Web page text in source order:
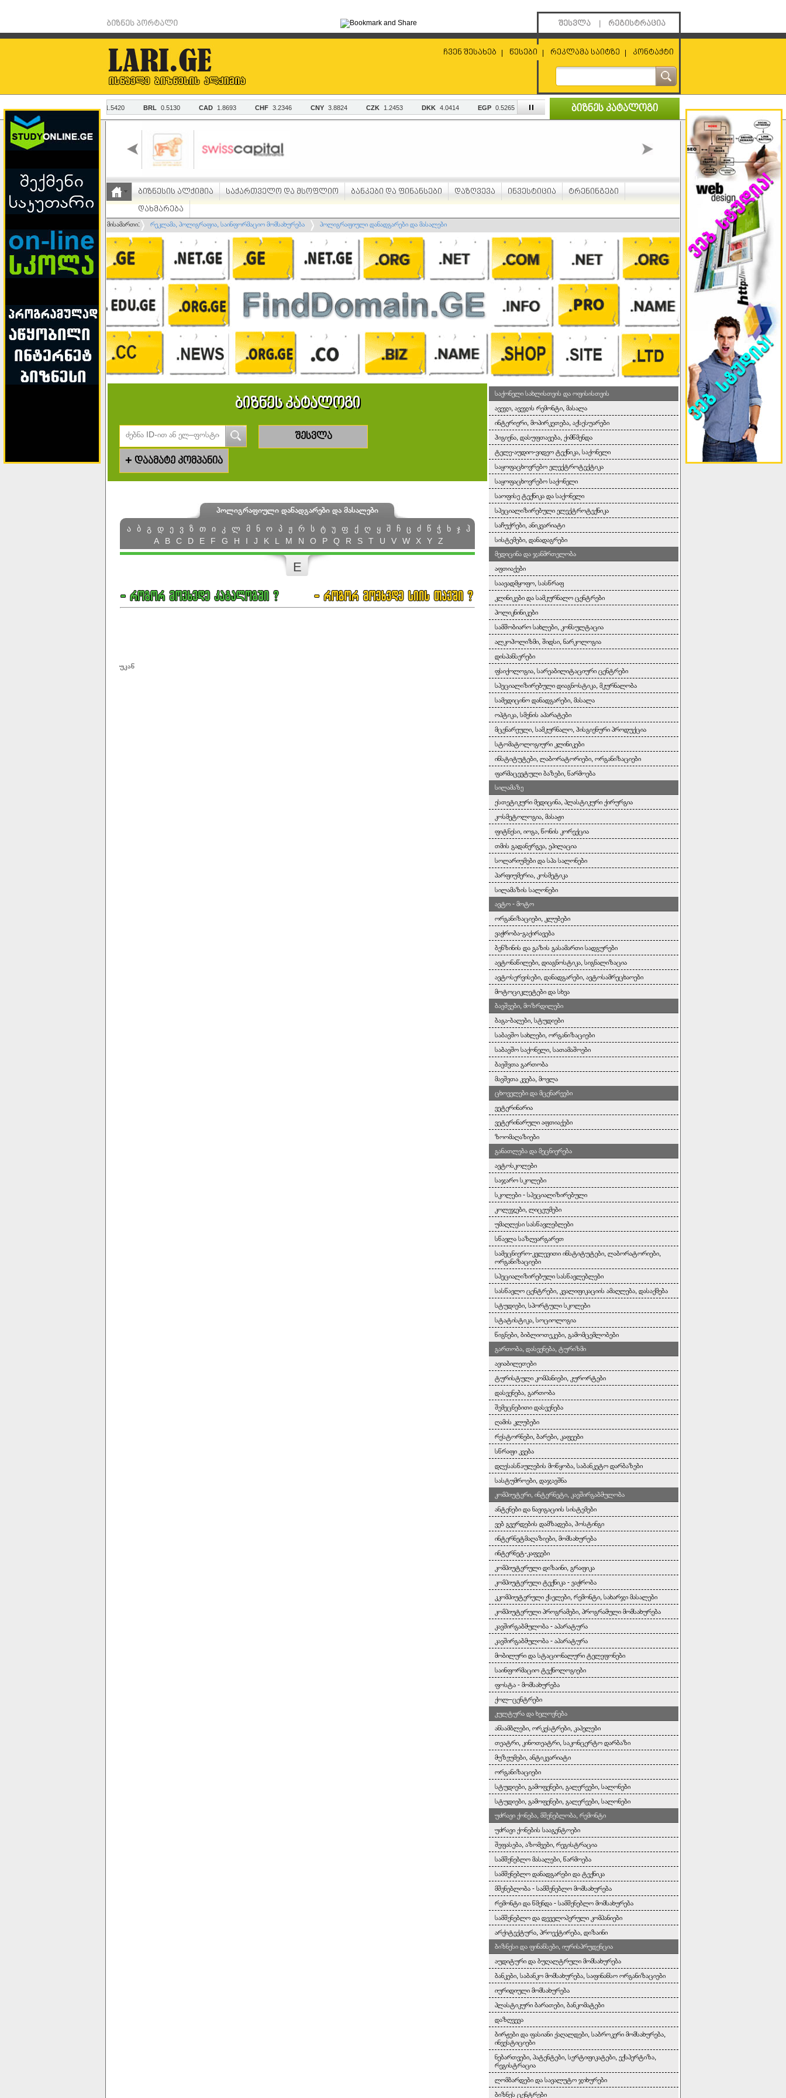
ბიზნეს პორტალი შესვლა რეგისტრაცია
ჩვენ შესახებ წესები რეკლამა საიტზე კონტაქტი
ბიზნეს კატალოგი
ბიზნესის ალქიმია საქართველო და მსოფლიო ბანკები და ფინანსები დაზღვევა ინვესტიცია
ტრენინგები
დახმარება
მისამართი: რეკლამა, პოლიგრაფია, საინფორმაციო მომსახურება პოლიგრაფიული დანადგარები და მასალები
ბიზნეს კატალოგი
შესვლა
+ დაამატე კომპანია
პოლიგრაფიული დანადგარები და მასალები
ა
ბ გ დ ე ვ ზ თ ი კ ლ მ ნ ო პ ჟ რ ს ტ უ ფ ქ ღ ყ შ ჩ ც ძ წ ჭ ხ ჯ
ჰ
A
B C D E F G H I J K L M N O P Q R S T U V W X Y Z
E
უკან
საქონელი სახლისთვის და ოფისისთვის
ავეჯი, ავეჯის რემონტი, მასალა
ინტერიერი, მოპირკეთება, აქსესუარები
ჰიგიენა, დასუფთავება, ქიმწმენდა
ტელე-აუდიო-ვიდეო ტექნიკა, საქონელი
საყოფაცხოვრებო ელექტროტექტიკა
საყოფაცხოვრებო საქონელი
საოფისე ტექნიკა და საქონელი
სპეციალიზირებული ელექტროტექნიკა
საჩუქრები, ანიკვარიატი
სისტემები, დანადაგრები
მედიცინა და ჯანმრთელობა
აფთიაქები
საავადმყოფო, სასწრაფ
კლინიკები და სამკურნალო ცენტრები
პოლიკნინიკები
სამშობიარო სახლები, კონსულტაცია
ალკოჰოლიზმი, შიდსი, ნარკოლოგია
დისპანსერები
ფსიქოლოგია, სარეაბილიტაციური ცენტრები
სპეციალიზირებული დიაგნოსტიკა, მკურნალობა
სამედიცინო დანადგარები, მასალა
ოპტიკა, სმენის აპარატები
მცენარეული, სამკურნალო, ჰისგიენური პროდუქცია
სტომატოლოგიური კლინიკები
ინსტიტუტები, ლაბორატორიები, ორგანიზაციები
ფარმაცევტული ბაზები, წარმოება
სილამაზე
ესთეტიკური მედიცინა, პლასტიკური ქირურგია
კოსმეტოლოგია, მასაჟი
ფიტნესი, იოგა, წონის კორექცია
თმის გადანერგვა, ეპილაცია
სოლარიუმები და სპა სალონები
პარფიუმერია, კოსმეტიკა
სილამაზის სალონები
ავტო - მოტო
ორგანიზაციები, კლუბები
ვაჭრობა-გაქირავება
ბენზინის და გაზის გასამართი სადგურები
ავტონაწილები, დიაგნოსტიკა, სიგნალიზაცია
ავტოსერვისები, დანადგარები, ავტოსამრეცხაოები
მოტოციკლეტები და სხვა
ბავშვები, მოზრდილები
ბაგა-ბაღები, სტუდიები
საბავშო სახლები, ორგანიზაციები
საბავშო საქონელი, სათამაშოები
ბავშვთა გართობა
მავშვთა კვება, მოვლა
ცხოველები და მცენარეები
ვეტერინარია
ვეტერინარული აფთიაქები
ზოომაღაზიები
განათლება და მეცნიერება
ავტოსკოლები
საჯარო სკოლები
სკოლები - სპეციალიზირებული
კოლეჯები, ლიცეუმები
უმაღლესი სასწავლებლები
სწავლა საზღვარგარეთ
სამეცნიერო-კვლევითი ინსტიტუტები, ლაბორატორიები,
ორგანიზაციები
სპეციალიზირებული სასწავლებლები
სასწავლო ცენტრები, კვალიფიკაციის ამაღლება, დასაქმება
სტუდიები, სპორტული სკოლები
სტატისტიკა, სოციოლოგია
წიგნები, ბიბლიოთეკები, გამომცემლობები
გართობა, დასვენება, ტურიზმი
ავიაბილეთები
ტურისტული კომპანიები, კურორტები
დასვენება, გართობა
შემეცნებითი დასვენება
ღამის კლუბები
რესტორნები, ბარები, კაფეები
სწრაფი კვება
დღესასწაულების მოწყობა, საბანკეტო დარბაზები
სასტუმროები, დაჯავშნა
კომპიუტერი, ინტერნეტი, კავშირგაბმულობა
ანტენები და ნავიგაციის სისტემები
ვებ გვერდების დამზადება, ჰოსტინგი
ინტერნეტმაღაზიები, მომსახურება
ინტერნეტ-კაფეები
კომპიუტერული დიზაინი, გრაფიკა
კომპიუტერული ტექნიკა - ვაჭრობა
კკომპიუტერული ქსელები, რემონტი, სახარჯი მასალები
კომპიუტერული პროგრამები, პროგრამული მომსახურება
კავშირგაბმულობა - აპარატურა
კავშირგაბმულობა - აპარატურა
მობილური და სტაციონალური ტელეფონები
საინფორმაციო ტექნოლოგიები
ფოსტა - მომსახურება
ქოლ–ცენტრები
კულტურა და ხელოვნება
ანსამბლები, ორკესტრები, კაპელები
თეატრი, კინოთეატრი, საკონცერტო დარბაზი
მუზეუმები, ანტიკვარიატი
ორგანიზაციები
სტუდიები, გამოფენები, გალერეები, სალონები
სტუდიები, გამოფენები, გალერეები, სალონები
უძრავი ქონება, მშენებლობა, რემონტი
უძრავი ქონების სააგენტოები
შეფასება, აზომვები, რეგისტრაცია
სამშენებლო მასალები, წარმოება
სამშენებლო დანადგარები და ტექნიკა
მშენებლობა - სამშენებლო მომსახურება
რემონტი და წმენდა - სამშენებლო მომსახურება
სამშენებლო და დეველოპერული კომპანიები
არქიტექტურა, პროექტირება, დიზაინი
ბიზნესი და ფინანსები, იურისპრუდენცია
აუდიტური და ბუღალტრული მომსახურება
ბანკები, საბანკო მომსახურება, საფინანსო ორგანიზაციები
იურიდიული მომსახურება
პლასტიკური ბარათები, ბანკომატები
დაზღვევა
ბირჟები და ფასიანი ქაღალდები, საბროკერი მომსახურება,
ინვესტიციები
ნებართვები, პატენტები, სერტიფიკატები, ექსპერტიზა,
რეგისტრაცია
ლომბარდები და სავალუტო ჯიხურები
ბიზნეს ცენტრები